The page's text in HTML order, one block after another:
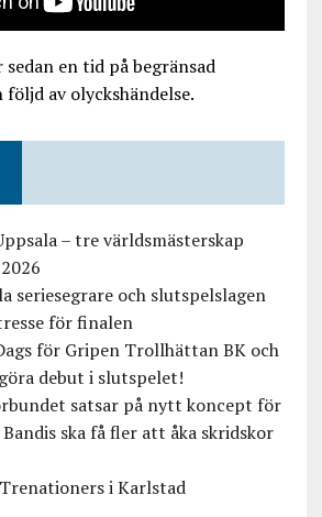
en tid på begränsad
av olyckshändelse.
– tre världsmästerskap
seriesegrare och slutspelslagen
för finalen
för Gripen Trollhättan BK och
debut i slutspelet!
satsar på nytt koncept för
ska få fler att åka skridskor
i Karlstad